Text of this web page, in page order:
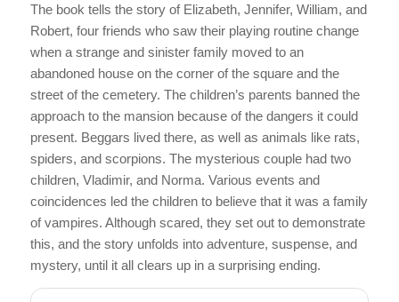
The book tells the story of Elizabeth, Jennifer, William, and
Robert, four friends who saw their playing routine change
when a strange and sinister family moved to an
abandoned house on the corner of the square and the
street of the cemetery. The children’s parents banned the
approach to the mansion because of the dangers it could
present. Beggars lived there, as well as animals like rats,
spiders, and scorpions. The mysterious couple had two
children, Vladimir, and Norma. Various events and
coincidences led the children to believe that it was a family
of vampires. Although scared, they set out to demonstrate
this, and the story unfolds into adventure, suspense, and
mystery, until it all clears up in a surprising ending.